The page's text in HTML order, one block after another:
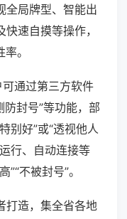
全局牌型、智能出
速自摸等操作，
。
通过第三方软件
防封号”等功能，部
别好”或“透视他人
行、自动连接等
不被封号”。
打造，集全省各地